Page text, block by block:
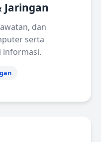
Jaringan
dan
serta
informasi.